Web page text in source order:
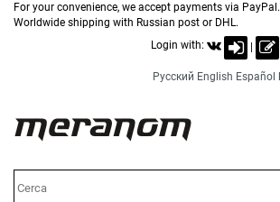
For your convenience, we accept payments via PayPal.
Worldwide shipping with Russian post or DHL.
Login with:
Русский English Español